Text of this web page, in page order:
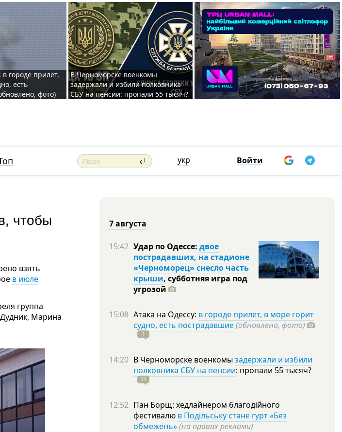
городе прилет,
есть
фото)
В Черноморске военкомы
задержали и избили полковника
СБУ на пенсии: пропали 55 тысяч?
укр Войти
чтобы
взять
в июле
группа
Марина
7 августа
15:42 Удар по Одессе: двое
пострадавших, на стадионе
«Черноморец» снесло часть
крыши, субботняя игра под
угрозой
15:08 Атака на Одессу: в городе прилет, в море горит
судно, есть пострадавшие(обновлено, фото)
1
14:20 В Черноморске военкомы задержали и избили
полковника СБУ на пенсии: пропали 55тысяч?
11
12:52 Пан Борщ: хедлайнером благодійного
фестивалю в Подільську стане гурт «Без
обмежень»(на правах реклами)